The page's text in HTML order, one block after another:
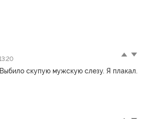
скупую мужскую слезу. Я плакал.